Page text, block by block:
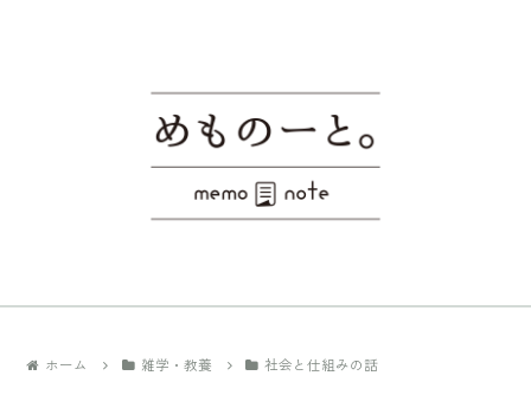
ホーム 雑学・教養 社会と仕組みの話